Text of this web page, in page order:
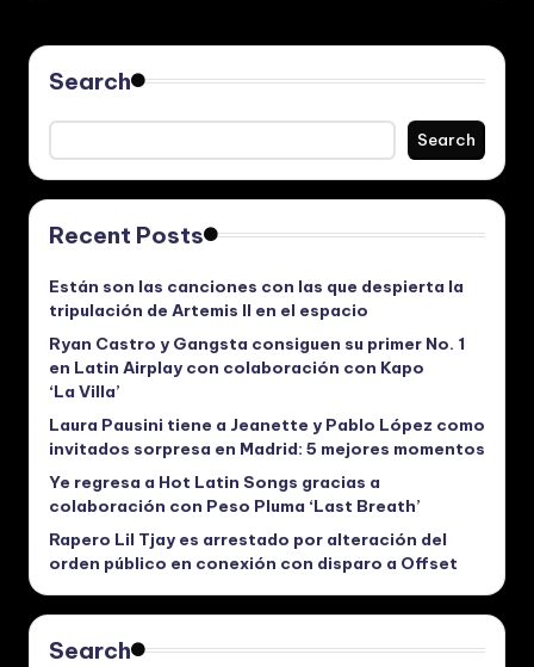
Search
Search
Recent Posts
Están son las canciones con las que despierta la
tripulación de Artemis II en el espacio
Ryan Castro y Gangsta consiguen su primer No. 1
en Latin Airplay con colaboración con Kapo
‘La Villa’
Laura Pausini tiene a Jeanette y Pablo López como
invitados sorpresa en Madrid: 5 mejores momentos
Ye regresa a Hot Latin Songs gracias a
colaboración con Peso Pluma ‘Last Breath’
Rapero Lil Tjay es arrestado por alteración del
orden público en conexión con disparo a Offset
Search